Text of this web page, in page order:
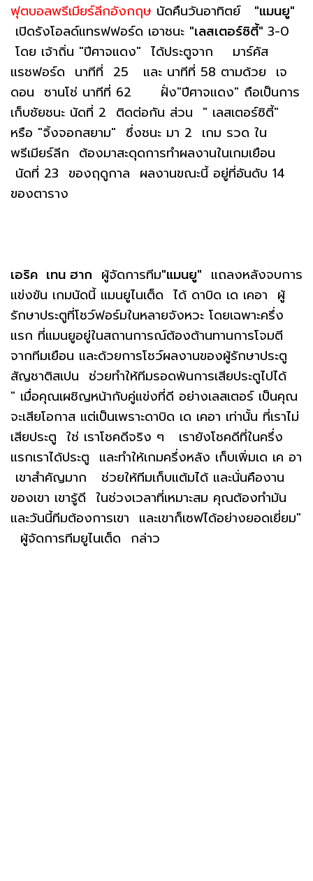
ฟุตบอลพรีเมียร์ลีกอังกฤษ นัดคืนวันอาทิตย์
"แมนยู"
เปิดรังโอลด์แทรฟฟอร์ด เอาชนะ "เลสเตอร์ซิตี้" 3-0
โดย เจ้าถิ่น "ปีศาจแดง" ได้ประตูจาก มาร์คัส
แรชฟอร์ด นาทีที่ 25 และ นาทีที่ 58 ตามด้วย เจ
ดอน ซานโช่ นาทีที่ 62 ฝั่ง"ปีศาจแดง" ถือเป็นการ
เก็บชัยชนะ นัดที่ 2 ติดต่อกัน ส่วน " เลสเตอร์ซิตี้"
หรือ "จิ้งจอกสยาม" ซึ่งชนะ มา 2 เกม รวด ใน
พรีเมียร์ลีก ต้องมาสะดุดการทำผลงานในเกมเยือน
นัดที่ 23 ของฤดูกาล ผลงานขณะนี้ อยู่ที่อันดับ 14
ของตาราง
เอริค เทน ฮาก ผู้จัดการทีม"แมนยู" แถลงหลังจบการ
แข่งขัน เกมนัดนี้ แมนยูไนเต็ด ได้ ดาบิด เด เคอา ผู้
รักษาประตูที่โชว์ฟอร์มในหลายจังหวะ โดยเฉพาะครึ่ง
แรก ที่แมนยูอยู่ในสถานการณ์ต้องต้านทานการโจมตี
จากทีมเยือน และด้วยการโชว์ผลงานของผู้รักษาประตู
สัญชาติสเปน ช่วยทำให้ทีมรอดพ้นการเสียประตูไปได้
" เมื่อคุณเผชิญหน้ากับคู่แข่งที่ดี อย่างเลสเตอร์ เป็นคุณ
จะเสียโอกาส แต่เป็นเพราะดาบิด เด เคอา เท่านั้น ที่เราไม่
เสียประตู ใช่ เราโชคดีจริง ๆ เรายังโชคดีที่ในครึ่ง
แรกเราได้ประตู และทำให้เกมครึ่งหลัง เก็บเพิ่มเด เค อา
เขาสำคัญมาก ช่วยให้ทีมเก็บแต้มได้ และนั่นคืองาน
ของเขา เขารู้ดี ในช่วงเวลาที่เหมาะสม คุณต้องทำมัน
และวันนี้ทีมต้องการเขา และเขาก็เซฟได้อย่างยอดเยี่ยม"
ผู้จัดการทีมยูไนเต็ด กล่าว